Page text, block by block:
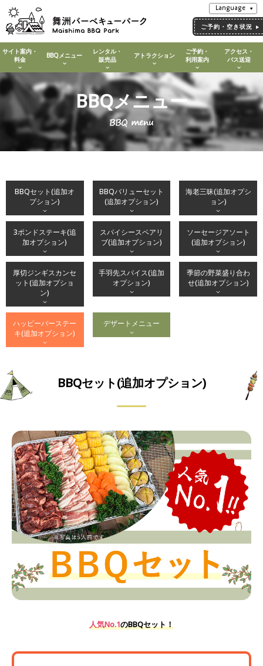
Language
サイト案内・
料金
BBQメニュー
レンタル・
販売品
アトラクション
ご予約・
利用案内
アクセス・
バス送迎
BBQメニュー
BBQ menu
BBQセット(追加オ
プション)
BBQバリューセット
(追加オプション)
海老三昧(追加オプシ
ョン)
3ポンドステーキ(追
加オプション)
スパイシースペアリ
ブ(追加オプション)
ソーセージアソート
(追加オプション)
厚切ジンギスカンセ
ット(追加オプショ
ン)
手羽先スパイス(追加
オプション)
季節の野菜盛り合わ
せ(追加オプション)
ハッピーバーステー
キ(追加オプション)
デザートメニュー
BBQセット(追加オプション)
人気No.1のBBQセット！
ご予約・空き状況